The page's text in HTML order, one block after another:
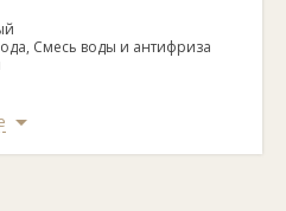
Смесь воды и антифриза
5